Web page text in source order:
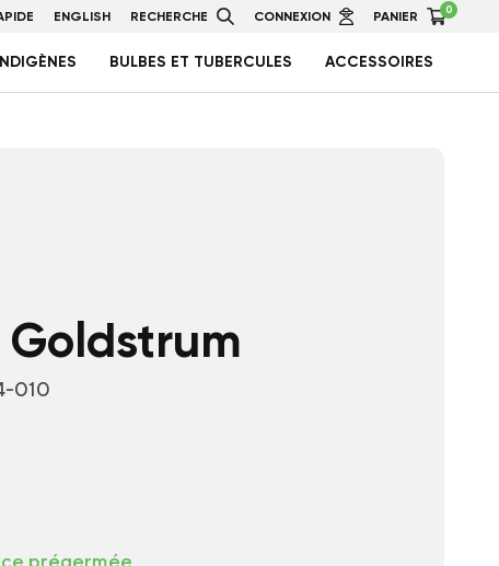
ENGLISH RECHERCHE CONNEXION PANIER 0
BULBES ET TUBERCULES ACCESSOIRES
010
prégermée